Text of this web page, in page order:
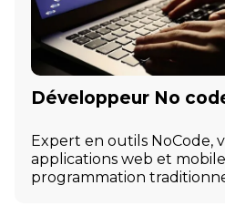
Développeur No
Expert en outils NoCode,
applications web et
programmation